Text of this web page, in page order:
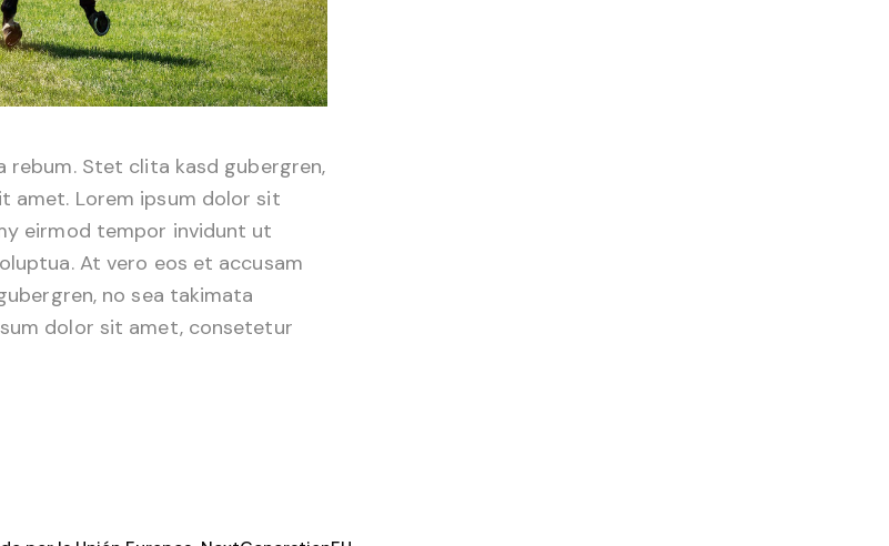
Stet clita kasd gubergren,
amet. Lorem ipsum dolor sit
eirmod tempor invidunt ut
At vero eos et accusam
no sea takimata
dolor sit amet, consetetur